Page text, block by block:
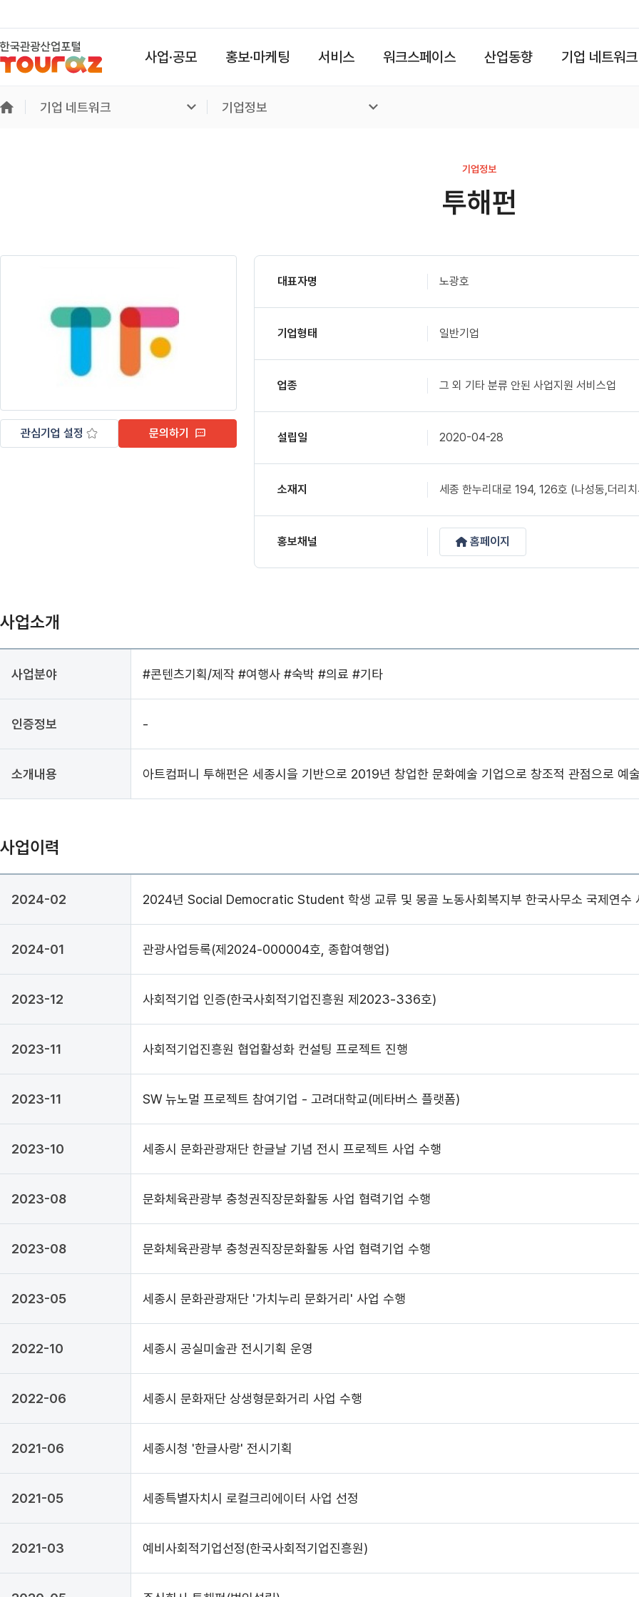
사업·공모 홍보·마케팅 서비스 워크스페이스 산업동향 기업 네트워크
기업 네트워크 기업정보
기업정보
투해펀
관심기업 설정 문의하기
대표자명 노광호
기업형태 일반기업
업종 그 외 기타 분류 안된 사업지원 서비스업
설립일 2020-04-28
소재지 세종 한누리대로 194, 126호 (나성동,더리
홍보채널 홈페이지
사업소개
사업분야 #콘텐츠기획/제작 #여행사 #숙박 #의료 #기타
인증정보 -
소개내용 아트컴퍼니 투해펀은 세종시을 기반으로 2019년 창업한 문화예술 기업으로 창조적 관점으로 예
사업이력
2024-02 2024년 Social Democratic Student 학생 교류 및 몽골 노동사회복지부 한국사무소 국제연수
2024-01 관광사업등록(제2024-000004호, 종합여행업)
2023-12 사회적기업 인증(한국사회적기업진흥원 제2023-336호)
2023-11 사회적기업진흥원 협업활성화 컨설팅 프로젝트 진행
2023-11 SW 뉴노멀 프로젝트 참여기업 - 고려대학교(메타버스 플랫폼)
2023-10 세종시 문화관광재단 한글날 기념 전시 프로젝트 사업 수행
2023-08 문화체육관광부 충청권직장문화활동 사업 협력기업 수행
2023-08 문화체육관광부 충청권직장문화활동 사업 협력기업 수행
2023-05 세종시 문화관광재단 '가치누리 문화거리' 사업 수행
2022-10 세종시 공실미술관 전시기획 운영
2022-06 세종시 문화재단 상생형문화거리 사업 수행
2021-06 세종시청 '한글사랑' 전시기획
2021-05 세종특별자치시 로컬크리에이터 사업 선정
2021-03 예비사회적기업선정(한국사회적기업진흥원)